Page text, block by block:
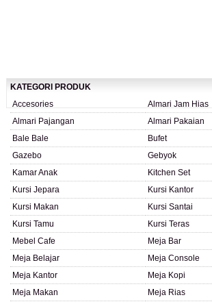
KATEGORI PRODUK
Accesories
Almari Jam Hias
Almari Pajangan
Almari Pakaian
Bale Bale
Bufet
Gazebo
Gebyok
Kamar Anak
Kitchen Set
Kursi Jepara
Kursi Kantor
Kursi Makan
Kursi Santai
Kursi Tamu
Kursi Teras
Mebel Cafe
Meja Bar
Meja Belajar
Meja Console
Meja Kantor
Meja Kopi
Meja Makan
Meja Rias